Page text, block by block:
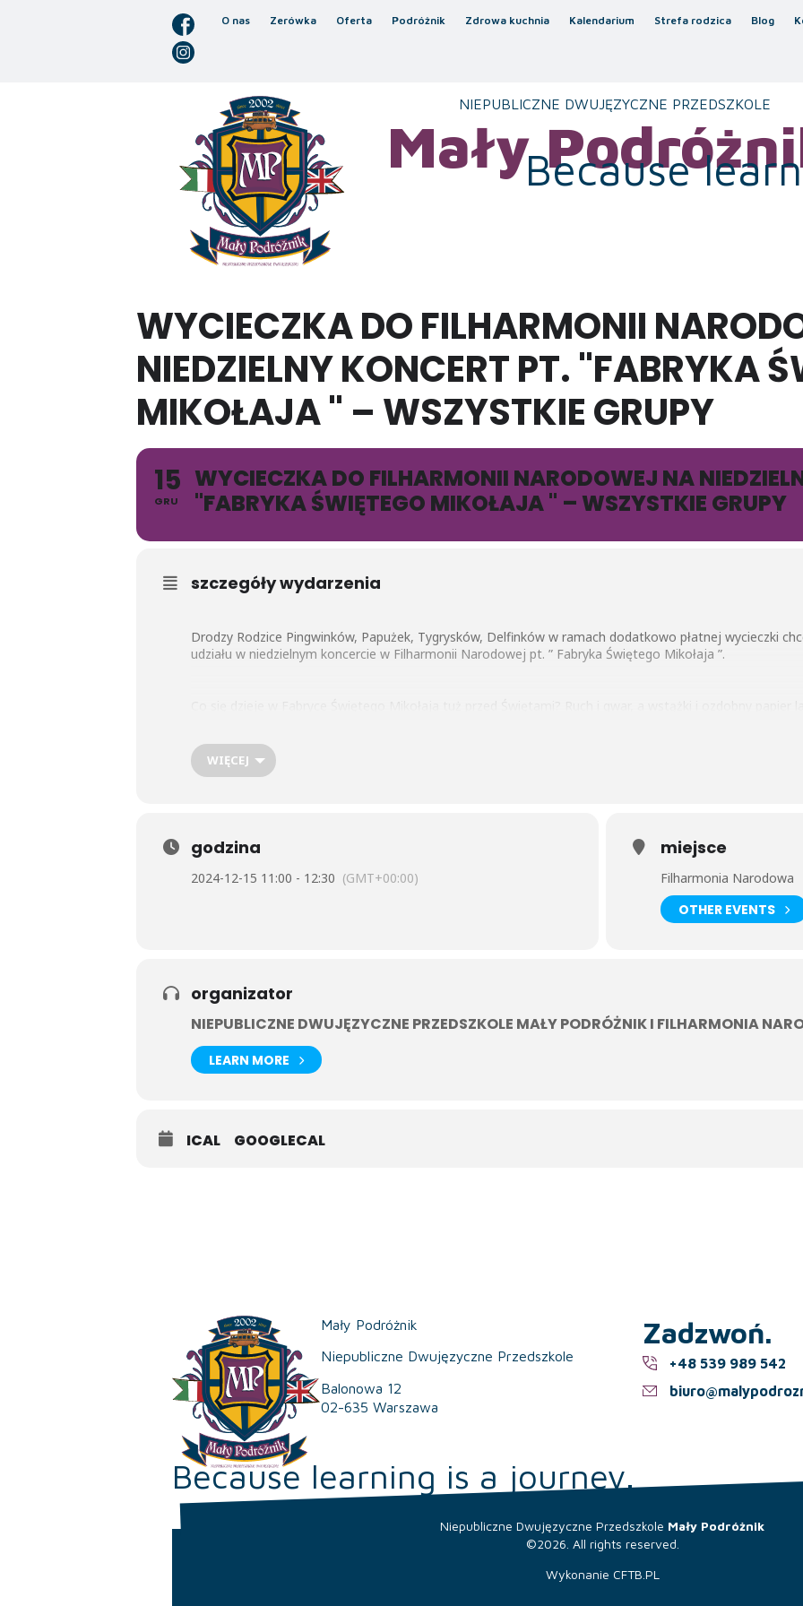
O nas Zerówka Oferta Podróżnik Zdrowa kuchnia Kalendarium Strefa rodzica Blog
NIEPUBLICZNE DWUJĘZYCZNE PRZEDSZKOLE
MałyBecause
WYCIECZKA DO FILHARMONII
NIEDZIELNY KONCERT PT. "FABRYKA
MIKOŁAJA " – WSZYSTKIE GRUPY
15
GRU
WYCIECZKA DO FILHARMONII NARODOWEJ NA
"FABRYKA ŚWIĘTEGO MIKOŁAJA " – WSZYSTKIE GRUPY
szczegóły wydarzenia
Drodzy Rodzice Pingwinków, Papużek, Tygrysków, Delfinków w ramach dodatkowo płatnej wycieczki
udziału w niedzielnym koncercie w Filharmonii Narodowej pt. ” Fabryka Świętego Mikołaja ”.
wszystkich prezentów, dlatego pomagają mu najbardziej pracowite stworzenia – elfy! Czytają listy od
karmią renifery, a przy okazji tych wszystkich obowiązków jeszcze wesoło podśpiewują. Ciężka praca z
łatwiejsza, a niektóre z elfów grają też na instrumentach. Jakich? O tym Mali Podróżnicy przekonają się
Do zobaczenia
WIĘCEJ
godzina
2024-12-15 11:00 - 12:30 (GMT+00:00)
miejsce
Filharmonia Narodowa
OTHER EVENTS
organizator
NIEPUBLICZNE DWUJĘZYCZNE PRZEDSZKOLE MAŁY PODRÓŻNIK I FILHARMONIA
LEARN MORE
ICAL GOOGLECAL
Mały Podróżnik
Niepubliczne Dwujęzyczne Przedszkole
Balonowa 12
02-635 Warszawa
Zadzwoń.
+48 539 989 542
Because learning is a journey.
Niepubliczne Dwujęzyczne Przedszkole Mały Podróżnik
©2026. All rights reserved.
Wykonanie CFTB.PL